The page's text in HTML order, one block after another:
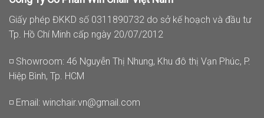
Giấy phép ĐKKD số 0311890732 do sở kế hoạch và đầu tư
Tp. Hồ Chí Minh cấp ngày 20/07/2012
◽ Showroom: 46 Nguyễn Thị Nhung, Khu đô thị Vạn Phúc, P.
Hiệp Bình, Tp. HCM
◽ Email: winchair.vn@gmail.com